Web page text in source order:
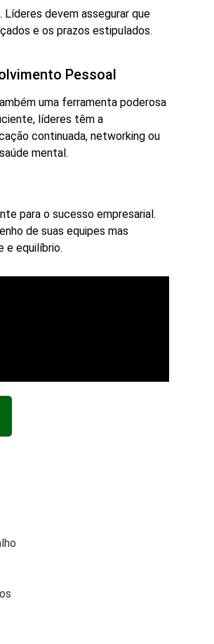
devem assegurar que
e os prazos estipulados.
Pessoal
uma ferramenta poderosa
líderes têm a
continuada, networking ou
mental.
para o sucesso empresarial.
de suas equipes mas
e equilíbrio.